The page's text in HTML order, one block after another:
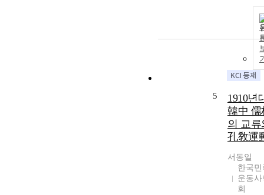
5
1910년
韓中 儒
의 교류
孔敎運
서동일
한국민
운동사
회